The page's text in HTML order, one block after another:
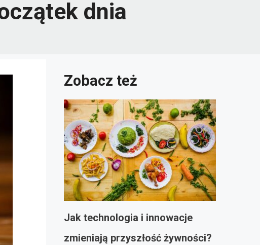
dnia
Zobacz też
Jak technologia i innowacje
zmieniają przyszłość żywności?